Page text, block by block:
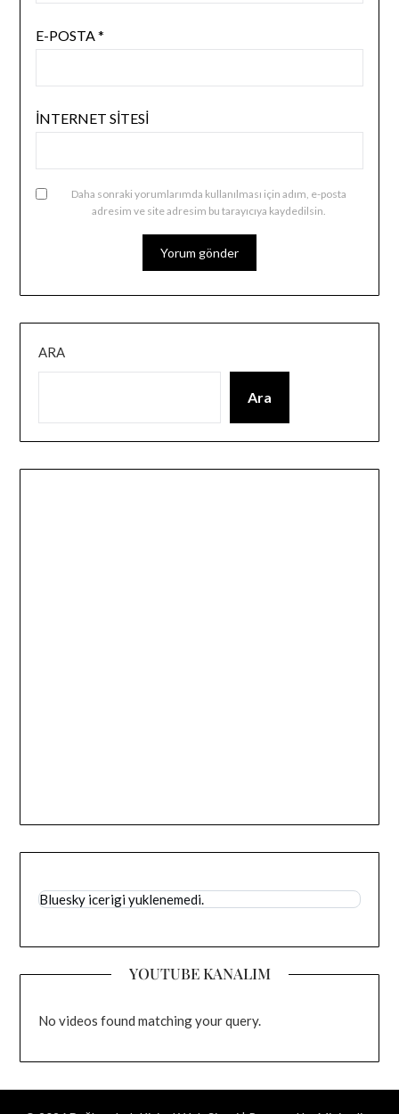
E-POSTA*
İNTERNET SITESI
Daha sonraki yorumlarımda kullanılması için adım, e-posta
adresim ve site adresim bu tarayıcıya kaydedilsin.
ARA
Ara
Bluesky icerigi yuklenemedi.
YOUTUBE KANALIM
No videos found matching your query.